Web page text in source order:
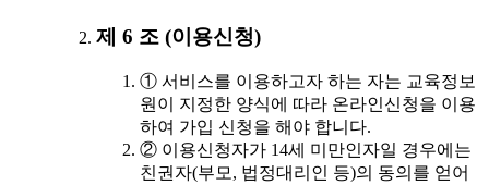
제 6 조 (이용신청)
① 서비스를 이용하고자 하는 자는 교육정보
원이 지정한 양식에 따라 온라인신청을 이용
하여 가입 신청을 해야 합니다.
② 이용신청자가 14세 미만인자일 경우에는
친권자(부모, 법정대리인 등)의 동의를 얻어